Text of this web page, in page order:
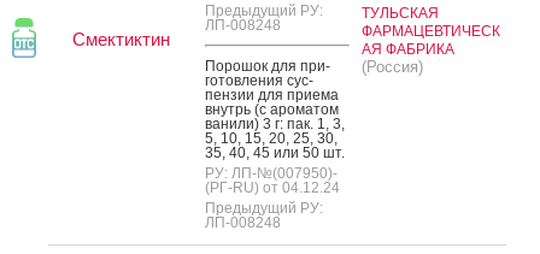
Смектиктин
Предыдущий РУ:
ЛП-008248
По­рошок для при­
готов­ле­ния сус­
пензии для при­ема
внутрь (с аро­матом
ва­нили) 3 г: пак. 1, 3,
5, 10, 15, 20, 25, 30,
35, 40, 45 или 50 шт.
РУ: ЛП-№(007950)-
(РГ-RU) от 04.12.24
Предыдущий РУ:
ЛП-008248
ТУЛЬСКАЯ
ФАРМАЦЕВТИЧЕСК
АЯ ФАБРИКА
(Россия)